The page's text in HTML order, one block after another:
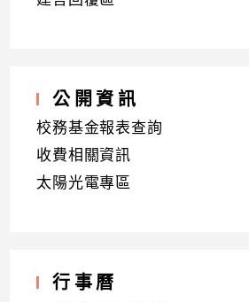
公開資訊
校務基金報表查詢
收費相關資訊
太陽光電專區
行事曆